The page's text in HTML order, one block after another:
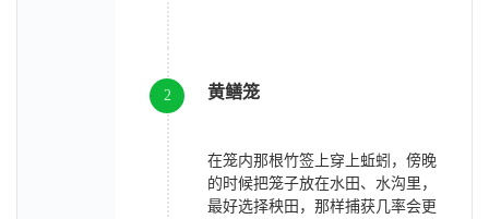
2 黄鳝笼
在笼内那根竹签上穿上蚯蚓，傍晚
的时候把笼子放在水田、水沟里，
最好选择秧田，那样捕获几率会更